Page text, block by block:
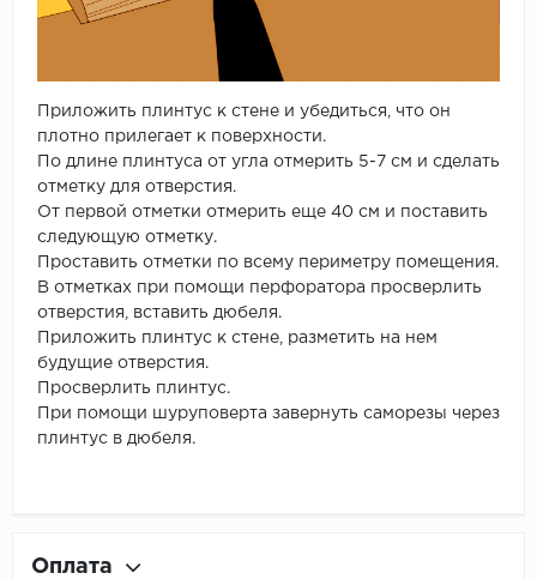
Приложить плинтус к стене и убедиться, что он
плотно прилегает к поверхности.
По длине плинтуса от угла отмерить 5-7 см и сделать
отметку для отверстия.
От первой отметки отмерить еще 40 см и поставить
следующую отметку.
Проставить отметки по всему периметру помещения.
В отметках при помощи перфоратора просверлить
отверстия, вставить дюбеля.
Приложить плинтус к стене, разметить на нем
будущие отверстия.
Просверлить плинтус.
При помощи шуруповерта завернуть саморезы через
плинтус в дюбеля.
Оплата